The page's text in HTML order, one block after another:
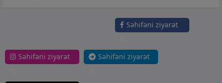
Səhifəni ziyarət
Səhifəni ziyarət
Səhifəni ziyarət